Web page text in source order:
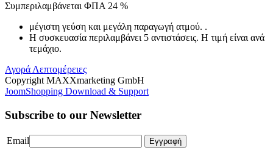
Συμπεριλαμβάνεται ΦΠΑ 24 %
μέγιστη γεύση και μεγάλη παραγωγή ατμού. .
Η συσκευασία περιλαμβάνει 5 αντιστάσεις. H τιμή είναι ανά
τεμάχιο.
Αγορά Λεπτομέρειες
Copyright MAXXmarketing GmbH
JoomShopping Download & Support
Subscribe to our Newsletter
Email Εγγραφή